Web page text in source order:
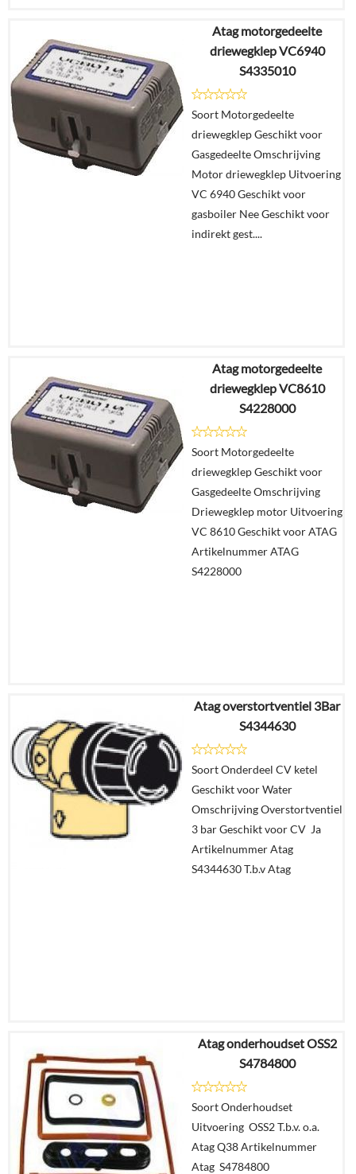
€153,85
€134,95
In
winkelmand
Atag motorgedeelte
driewegklep VC6940
S4335010
Soort Motorgedeelte
driewegklep Geschikt voor
Gasgedeelte Omschrijving
Motor driewegklep Uitvoering
VC 6940 Geschikt voor
gasboiler Nee Geschikt voor
indirekt gest....
€228,34
€196,70
In
winkelmand
Atag motorgedeelte
driewegklep VC8610
S4228000
Soort Motorgedeelte
driewegklep Geschikt voor
Gasgedeelte Omschrijving
Driewegklep motor Uitvoering
VC 8610 Geschikt voor ATAG
Artikelnummer ATAG
S4228000
€207,15
€
Details
In
winkelmand
Atag overstortventiel 3Bar
S4344630
Soort Onderdeel CV ketel
Geschikt voor Water
Omschrijving Overstortventiel
3 bar Geschikt voor CV Ja
Artikelnummer Atag
S4344630 T.b.v Atag
€47,12
€
Details
In
Atag onderhoudset OSS2
S4784800
Soort Onderhoudset
Uitvoering OSS2 T.b.v. o.a.
Atag Q38 Artikelnummer
Atag S4784800